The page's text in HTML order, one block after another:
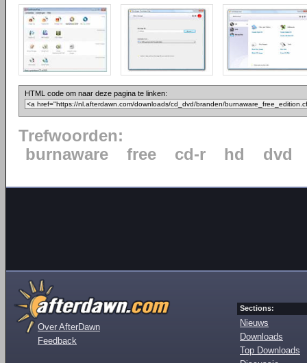
HTML code om naar deze pagina te linken:
Trefwoorden:
burnaware
free cd-r hd dvd
Over AfterDawn
Feedback
Sections:
Nieuws
Downloads
Top Downloads